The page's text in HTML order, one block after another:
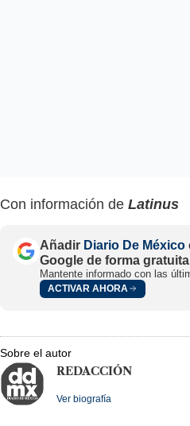
Con información de Latinus
Añadir Diario De México
Google de forma
Mantente informado con las
ACTIVAR AHORA
Sobre el autor
REDACCIÓN
Ver biografía